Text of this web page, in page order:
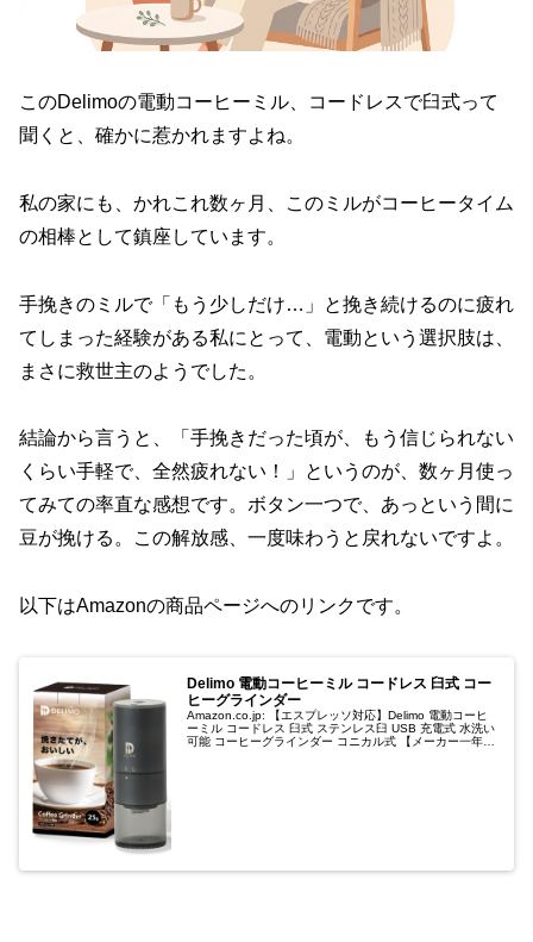
このDelimoの電動コーヒーミル、コードレスで臼式って
聞くと、確かに惹かれますよね。
私の家にも、かれこれ数ヶ月、このミルがコーヒータイム
の相棒として鎮座しています。
手挽きのミルで「もう少しだけ…」と挽き続けるのに疲れ
てしまった経験がある私にとって、電動という選択肢は、
まさに救世主のようでした。
結論から言うと、「手挽きだった頃が、もう信じられない
くらい手軽で、全然疲れない！」というのが、数ヶ月使っ
てみての率直な感想です。ボタン一つで、あっという間に
豆が挽ける。この解放感、一度味わうと戻れないですよ。
以下はAmazonの商品ページへのリンクです。
Delimo 電動コーヒーミル コードレス 臼式 コー
ヒーグラインダー
Amazon.co.jp: 【エスプレッソ対応】Delimo 電動コーヒ
ーミル コードレス 臼式 ステンレス臼 USB 充電式 水洗い
可能 コーヒーグラインダー コニカル式 【メーカー一年保